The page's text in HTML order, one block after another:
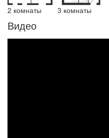
2 комнаты 3 комнаты
Видео